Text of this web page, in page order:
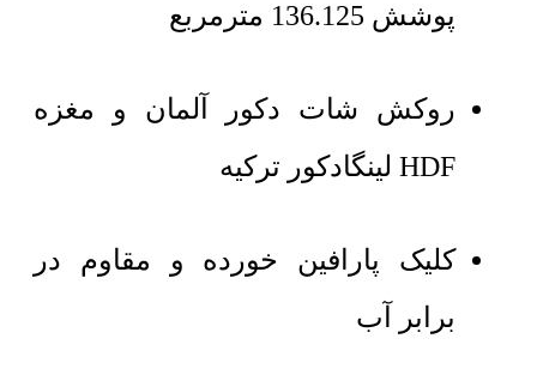
پوشش 136.125 مترمربع
روکش شات دکور آلمان و مغزه
HDF لینگادکور ترکیه
کلیک پارافین خورده و مقاوم در
برابر آب